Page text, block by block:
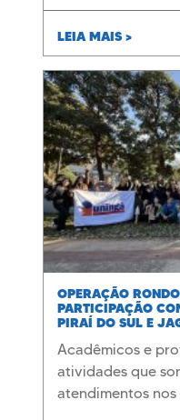
LEIA MAIS >
OPERAÇÃO
PARTICIPAÇÃO
PIRAÍ DO SUL E
Acadêmicos e
atividades que
atendimentos nos